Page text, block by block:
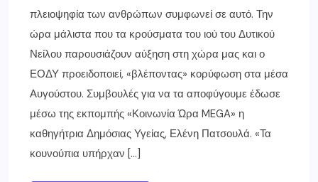
πλειοψηφία των ανθρώπων συμφωνεί σε αυτό. Την
ώρα μάλιστα που τα κρούσματα του ιού του Δυτικού
Νείλου παρουσιάζουν αύξηση στη χώρα μας και ο
ΕΟΔΥ προειδοποιεί, «βλέποντας» κορύφωση στα μέσα
Αυγούστου. Συμβουλές για να τα αποφύγουμε έδωσε
μέσω της εκπομπής «Κοινωνία Ώρα MEGA» η
καθηγήτρια Δημόσιας Υγείας, Ελένη Πατσουλά. «Τα
κουνούπια υπήρχαν […]